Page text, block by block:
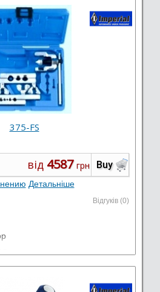
375-FS
Buy
від 4587 грн
Детальніше
Відгуків (0)